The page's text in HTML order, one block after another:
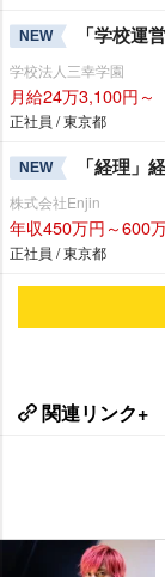
NEW 「学校運
学校法人三幸学園
月給24万3,100円～
正社員 / 東京都
NEW 「経理」
株式会社Enjin
年収450万円～600
正社員 / 東京都
関連リンク+